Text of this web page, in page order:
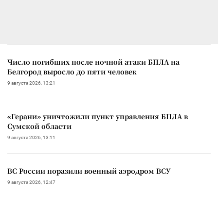
Число погибших после ночной атаки БПЛА на
Белгород выросло до пяти человек
9 августа 2026, 13:21
«Герани» уничтожили пункт управления БПЛА в
Сумской области
9 августа 2026, 13:11
ВС России поразили военный аэродром ВСУ
9 августа 2026, 12:47